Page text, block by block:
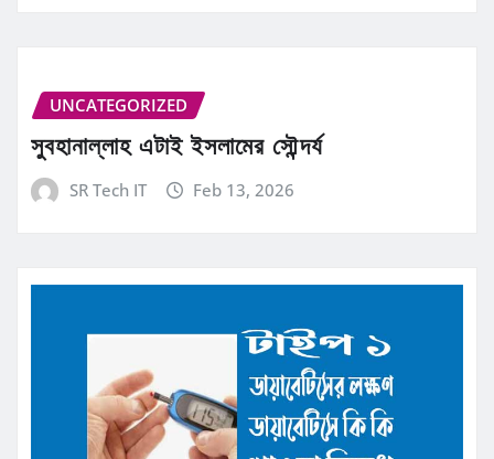
UNCATEGORIZED
সুবহানাল্লাহ এটাই ইসলামের সৌন্দর্য
SR Tech IT Feb 13, 2026